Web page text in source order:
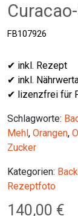
FB107926
✔ inkl. Rezept
✔ inkl.
✔ lizenzfrei für
Schlagworte:
Mehl , Orangen,
Zucker
Kategorien:
Rezeptfoto
140,00 €